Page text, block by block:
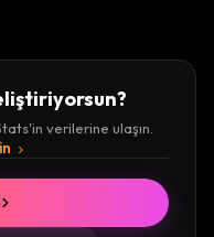
verilerine ulaşın.